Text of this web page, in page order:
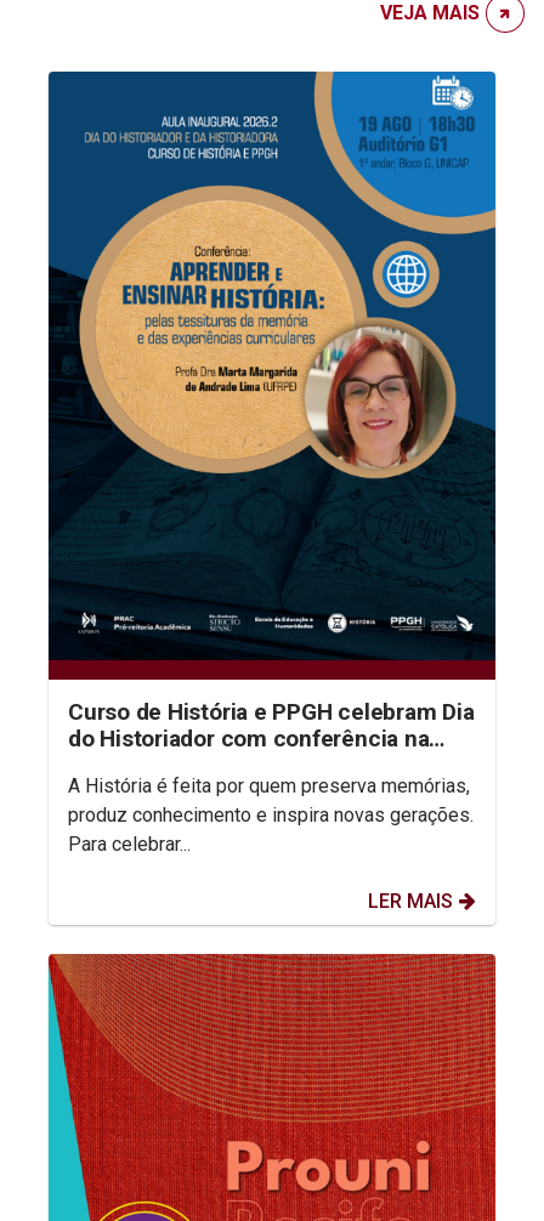
VEJA MAIS
Curso de História e PPGH celebram Dia
do Historiador com conferência na
A História é feita por quem preserva memórias,
produz conhecimento e inspira novas gerações.
Para celebrar...
LER MAIS